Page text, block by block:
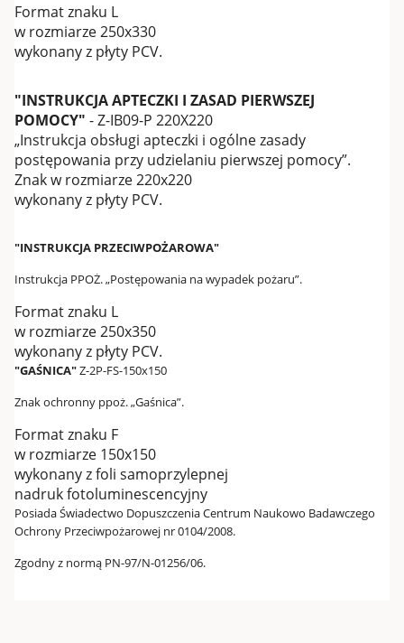
Format znaku L
w rozmiarze 250x330
wykonany z płyty PCV.
"INSTRUKCJA APTECZKI I ZASAD PIERWSZEJ
POMOCY" - Z-IB09-P 220X220
„Instrukcja obsługi apteczki i ogólne zasady
postępowania przy udzielaniu pierwszej pomocy”.
Znak w rozmiarze 220x220
wykonany z płyty PCV.
"INSTRUKCJA PRZECIWPOŻAROWA"
Instrukcja PPOŻ. „Postępowania na wypadek pożaru”.
Format znaku L
w rozmiarze 250x350
wykonany z płyty PCV.
"GAŚNICA"Z-2P-FS-150x150
Znak ochronny ppoż. „Gaśnica”.
Format znaku F
w rozmiarze 150x150
wykonany z foli samoprzylepnej
nadruk fotoluminescencyjny
Posiada Świadectwo Dopuszczenia Centrum Naukowo Badawczego
Ochrony Przeciwpożarowej nr 0104/2008.
Zgodny z normą PN-97/N-01256/06.